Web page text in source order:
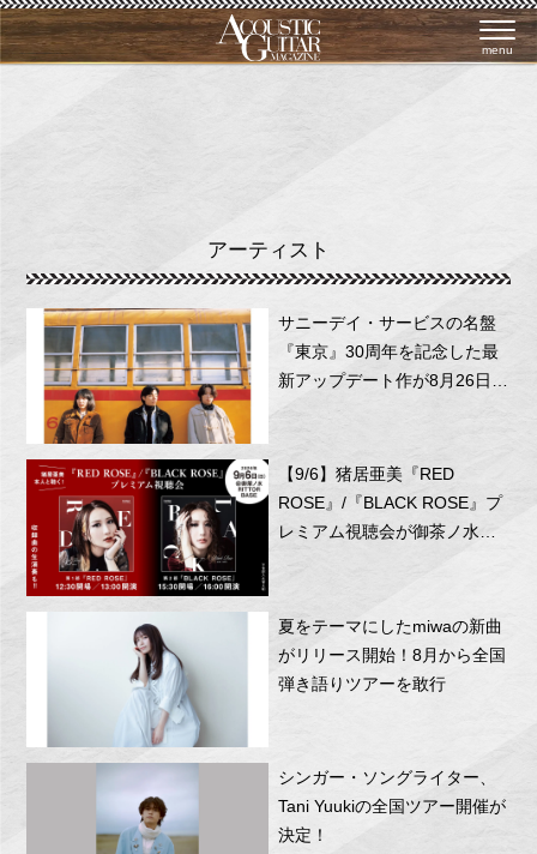
menu
アーティスト
サニーデイ・サービスの名盤
『東京』30周年を記念した最
新アップデート作が8月26日に
リリース！
【9/6】猪居亜美『RED
ROSE』/『BLACK ROSE』プ
レミアム視聴会が御茶ノ水
夏をテーマにしたmiwaの新曲
がリリース開始！8月から全国
弾き語りツアーを敢行
シンガー・ソングライター、
Tani Yuukiの全国ツアー開催が
決定！